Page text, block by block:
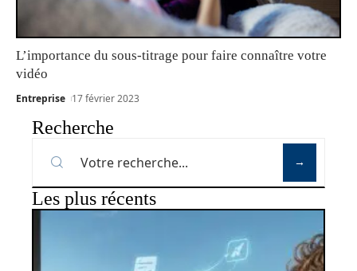
L’importance du sous-titrage pour faire connaître votre
vidéo
Entreprise 17 février 2023
Recherche
Les plus récents